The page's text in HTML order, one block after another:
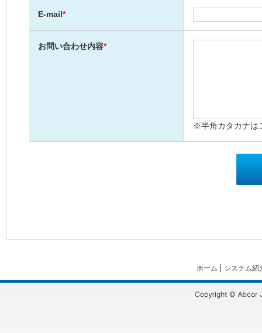
E-mail*
お問い合わせ内容*
※半角カタカナは
ホーム システム紹